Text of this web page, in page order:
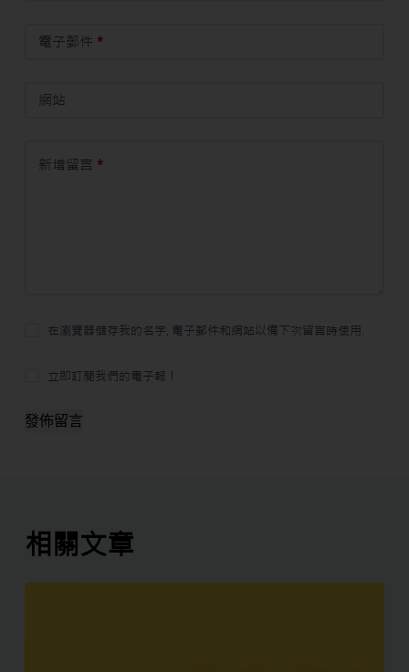
電子郵件 *
網站
新增留言 *
在瀏覽器儲存我的名字, 電子郵件和網站以備下次留言時使用.
立即訂閱我們的電子報！
發佈留言
相關文章